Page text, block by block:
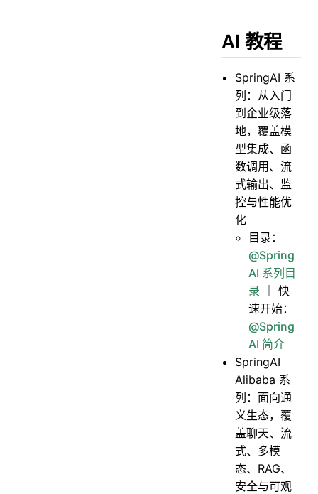
AI 教程
SpringAI 系
列：从入门
到企业级落
地，覆盖模
型集成、函
数调用、流
式输出、监
控与性能优
化
目录：
@Spring
AI 系列目
录 ｜ 快
速开始：
@Spring
AI 简介
SpringAI
Alibaba 系
列：面向通
义生态，覆
盖聊天、流
式、多模
态、RAG、
安全与可观